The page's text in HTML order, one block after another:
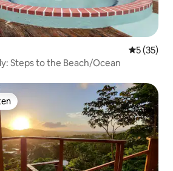
5 (35)
Steps to the Beach/Ocean